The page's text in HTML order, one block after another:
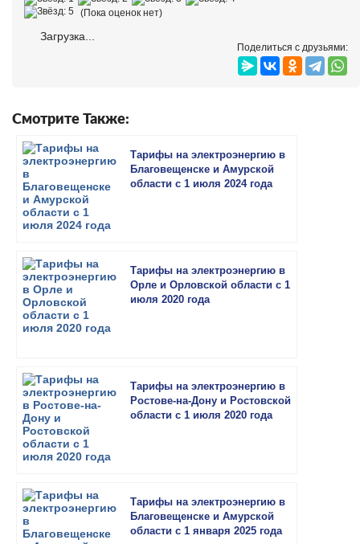
(Пока оценок нет)
Загрузка...
Поделиться с друзьями:
Смотрите Также:
Тарифы на электроэнергию в
Благовещенске и Амурской
области с 1 июля 2024 года
Тарифы на электроэнергию в
Орле и Орловской области с 1
июля 2020 года
Тарифы на электроэнергию в
Ростове-на-Дону и Ростовской
области с 1 июля 2020 года
Тарифы на электроэнергию в
Благовещенске и Амурской
области с 1 января 2025 года